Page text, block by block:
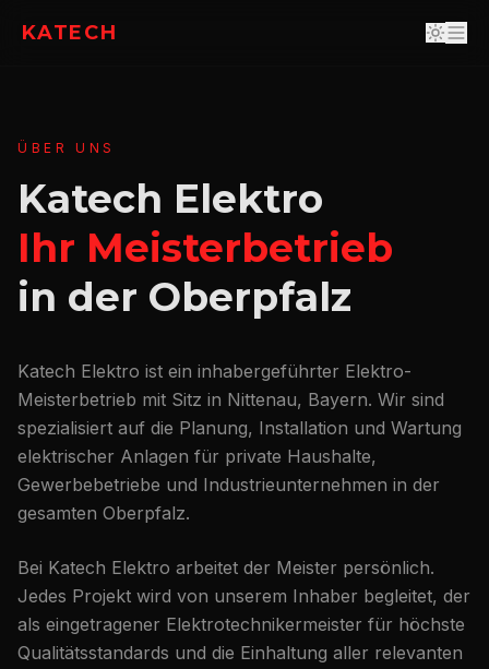
KATECH
ÜBER UNS
Katech Elektro
Ihr Meisterbetrieb
in der Oberpfalz
Katech Elektro ist ein inhabergeführter Elektro-
Meisterbetrieb mit Sitz in Nittenau, Bayern. Wir sind
spezialisiert auf die Planung, Installation und Wartung
elektrischer Anlagen für private Haushalte,
Gewerbebetriebe und Industrieunternehmen in der
gesamten Oberpfalz.
Bei Katech Elektro arbeitet der Meister persönlich.
Jedes Projekt wird von unserem Inhaber begleitet, der
als eingetragener Elektrotechnikermeister für höchste
Qualitätsstandards und die Einhaltung aller relevanten